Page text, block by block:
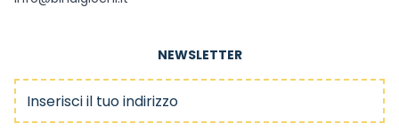
NEWSLETTER
Indirizzo email